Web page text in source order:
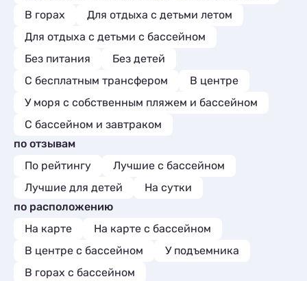
В горах
Для отдыха с детьми летом
Для отдыха с детьми с бассейном
Без питания
Без детей
С бесплатным трансфером
В центре
У моря с собственным пляжем и бассейном
С бассейном и завтраком
по отзывам
По рейтингу
Лучшие с бассейном
Лучшие для детей
На сутки
по расположению
На карте
На карте с бассейном
В центре с бассейном
У подъемника
В горах с бассейном